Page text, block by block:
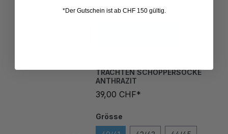
ANTHRAZIT
39,00 CHF*
*Der Gutschein ist ab CHF 150 gültig.